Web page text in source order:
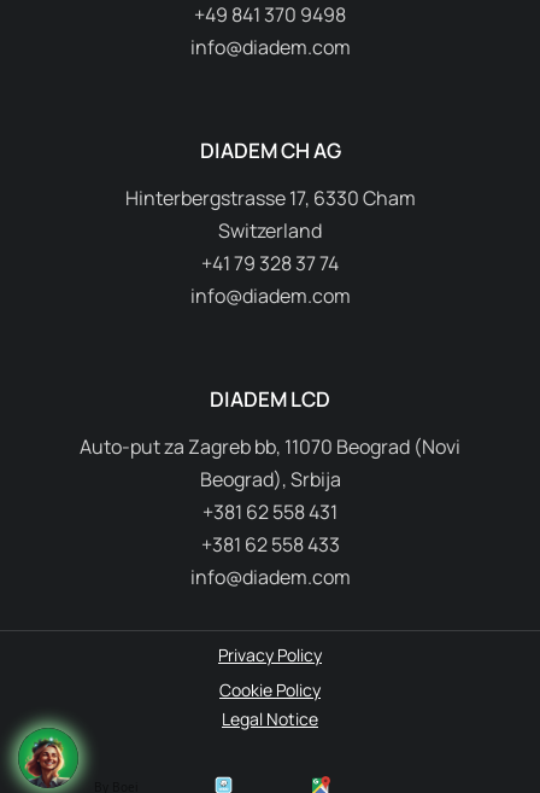
+49 841 370 9498
info@diadem.com
DIADEM CH AG
Hinterbergstrasse 17, 6330 Cham
Switzerland
+41 79 328 37 74
info@diadem.com
DIADEM LCD
Auto-put za Zagreb bb, 11070 Beograd (Novi
Beograd), Srbija
+381 62 558 431
+381 62 558 433
info@diadem.com
Privacy Policy
Cookie Policy
Legal Notice